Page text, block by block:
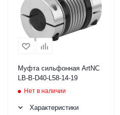
Муфта сильфонная ArtNC
LB-B-D40-L58-14-19
Нет в наличии
Характеристики